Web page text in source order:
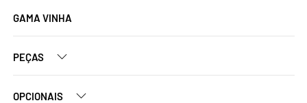
GAMA VINHA
PEÇAS
OPCIONAIS